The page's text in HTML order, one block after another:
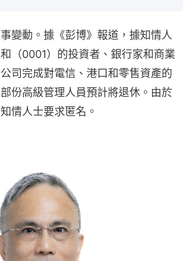
變動。據《彭博》報道，據知情人
（0001）的投資者、銀行家和商業
司完成對電信、港口和零售資產的
份高級管理人員預計將退休。由於
情人士要求匿名。